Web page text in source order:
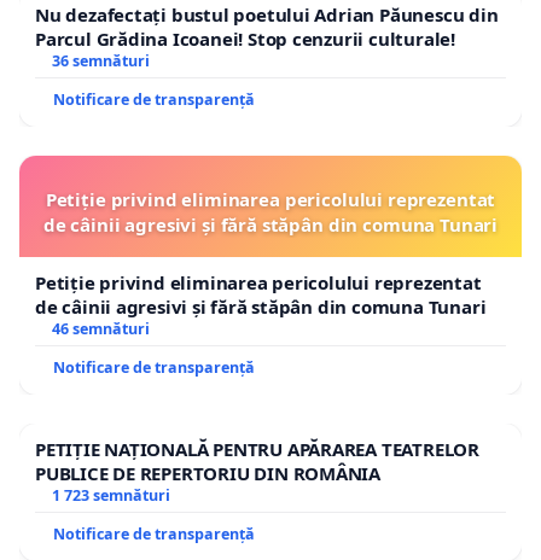
Nu dezafectați bustul poetului Adrian Păunescu din
Parcul Grădina Icoanei! Stop cenzurii culturale!
36 semnături
Notificare de transparență
Petiție privind eliminarea pericolului reprezentat
de câinii agresivi și fără stăpân din comuna Tunari
Petiție privind eliminarea pericolului reprezentat
de câinii agresivi și fără stăpân din comuna Tunari
46 semnături
Notificare de transparență
PETIȚIE NAȚIONALĂ PENTRU APĂRAREA TEATRELOR
PUBLICE DE REPERTORIU DIN ROMÂNIA
1 723 semnături
Notificare de transparență